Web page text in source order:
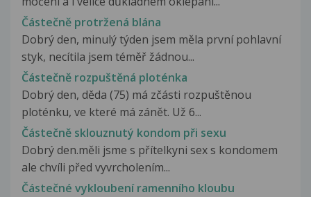
Částečně protržená blána
Dobrý den, minulý týden jsem měla první pohlavní
styk, necítila jsem téměř žádnou...
Částečně rozpuštěná ploténka
Dobrý den, děda (75) má zčásti rozpuštěnou
ploténku, ve které má zánět. Už 6...
Částečně sklouznutý kondom při sexu
Dobrý den.měli jsme s přítelkyni sex s kondomem
ale chvíli před vyvrcholením...
Částečné vykloubení ramenního kloubu